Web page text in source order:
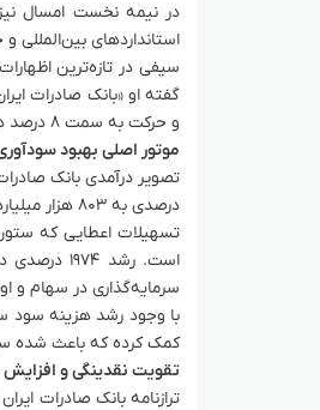
استانداردهای بین‌المللی و حتی هدف ۸ درصدی دارد، اما نشانه مسیر رو به جلویی است
و حرکت به سمت ۸ درصد در سال آینده فراهم می‌کند.
موتور اصلی بهبود
درصدی به
است. رشد
سرمایه‌گذاری در سهام و
کمک کرده که باعث شده سود خالص نیز با رشد ۹ درصدی به ۸.۵ هزار
تقویت نقدینگی و افزایش